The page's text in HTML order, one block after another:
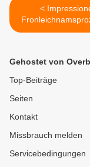
< Impressionen
im
Gehostet von
Top-Beiträge
Seiten
Kontakt
Missbrauch melden
Servicebedingungen